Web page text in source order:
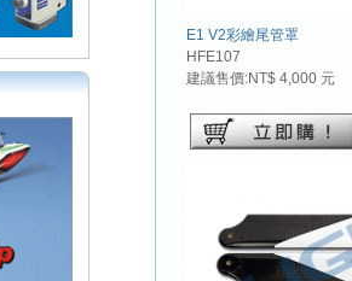
E1 V2彩繪尾管罩
HFE107
建議售價:NT$ 4,000 元